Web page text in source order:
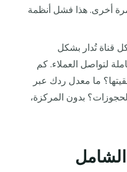
أخرى. هذا فشل أنظمة
قناة تُدار بشكل
لتواصل العملاء. كم
ما معدل ردك عبر
بدون المركزة،